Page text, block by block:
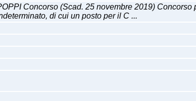
Concorso (Scad. 25 novembre 2019)
di cui un posto per il C ...